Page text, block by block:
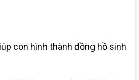
con hình thành đồng hồ sinh